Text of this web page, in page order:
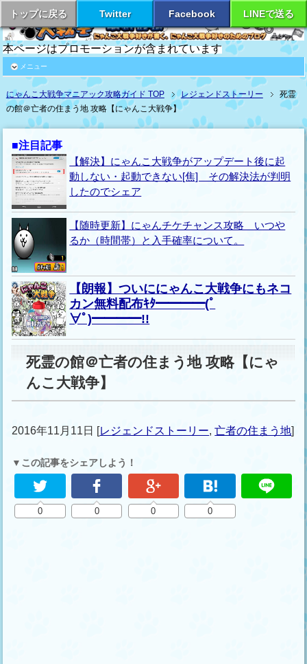
トップに戻る Twitter Facebook LINEで送る
本ページはプロモーションが含まれています
メニュー
にゃんこ大戦争マニアック攻略ガイド TOP レジェンドストーリー
死霊
の館＠亡者の住まう地 攻略【にゃんこ大戦争】
■注目記事
【解決】にゃんこ大戦争がアップデート後に起
動しない・起動できない[焦] その解決法が判明
したのでシェア
【随時更新】にゃんチケチャンス攻略 いつや
るか（時間帯）と入手確率について。
【朗報】ついににゃんこ大戦争にもネコ
カン無料配布ｷﾀ━━━━(ﾟ
∀ﾟ)━━━━!!
死霊の館＠亡者の住まう地 攻略【にゃ
んこ大戦争】
2016年11月11日 [レジェンドストーリー,亡者の住まう地]
▼この記事をシェアしよう！
0 0 0 0